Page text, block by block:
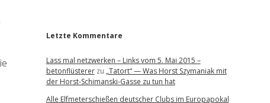
Letzte Kommentare
Lass mal netzwerken – Links vom 5. Mai 2015 –
betonflüstererzu „Tatort“ — Was Horst Szymaniak mit
der Horst-Schimanski-Gasse zu tun hat
Alle Elfmeterschießen deutscher Clubs im Europapokal